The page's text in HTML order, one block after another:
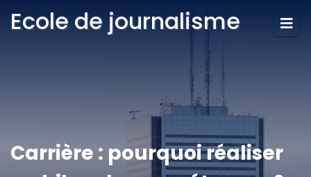
Ecole de journalisme
Carrière : pourquoi réaliser